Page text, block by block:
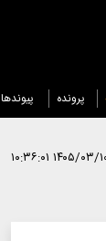
پرونده پیوندها
۰۳/۱۰ ۱۰:۳۶:۰۱